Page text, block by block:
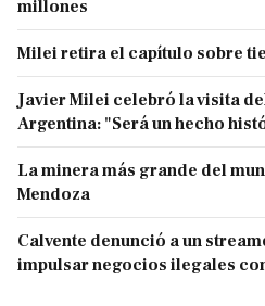
millones
Milei retira el capítulo sobre
Javier Milei celebró la visita
Argentina: "Será un hecho
La minera más grande del
Mendoza
Calvente denunció a un
impulsar negocios ilegales